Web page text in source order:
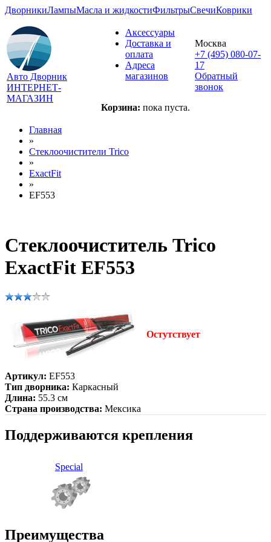
ДворникиЛампыМасла и жидкостиФильтрыСвечиКоврики
Авто Дворник
ИНТЕРНЕТ-
МАГАЗИН
Аксессуары
Доставка и
оплата
Адреса
магазинов
Корзина: пока пуста.
Москва
+7 (495) 080-07-
17
Обратный
звонок
Главная
»
Стеклоочистители Trico
»
ExactFit
»
EF553
Стеклоочиститель Trico
ExactFit EF553
Остутствует
Артикул: EF553
Тип дворника: Каркасный
Длина: 55.3 см
Страна производства: Мексика
Поддерживаются крепления
Special
Преимущества